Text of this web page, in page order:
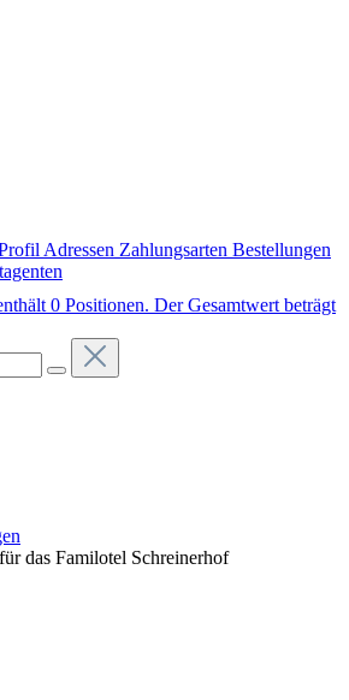
Adressen Zahlungsarten Bestellungen
0 Positionen. Der Gesamtwert beträgt